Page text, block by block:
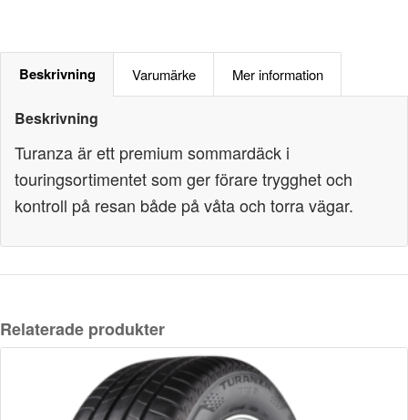
Beskrivning Varumärke Mer information
Beskrivning
Turanza är ett premium sommardäck i
touringsortimentet som ger förare trygghet och
kontroll på resan både på våta och torra vägar.
Relaterade produkter